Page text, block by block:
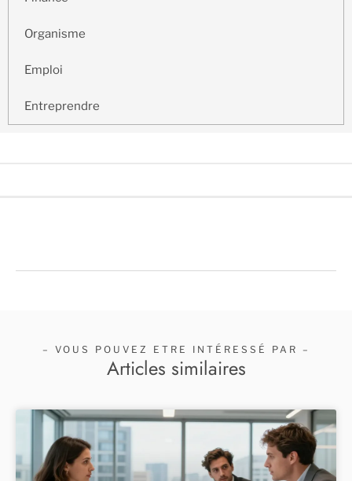
Organisme
Emploi
Entreprendre
– VOUS POUVEZ ETRE INTÉRESSÉ PAR –
Articles similaires